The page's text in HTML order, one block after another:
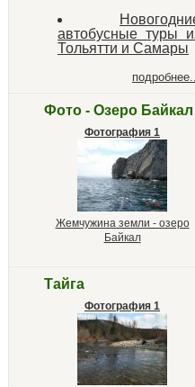
автобусные туры
Тольятти и Самары
Фото - Озеро Байкал
Фотография 1
Жемчужина земли - озеро
Байкал
Тайга
Фотография 1